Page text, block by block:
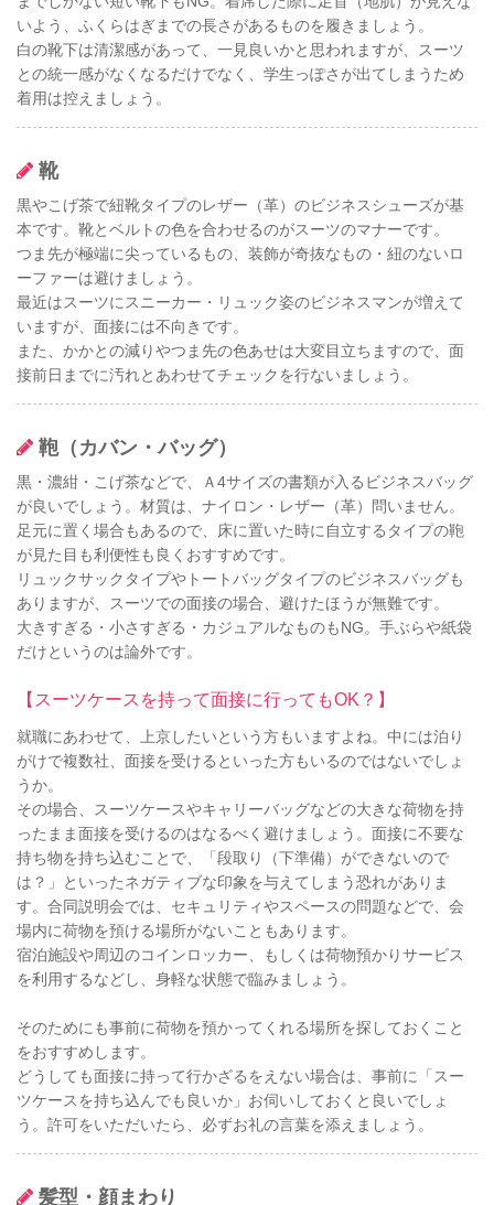
いよう、ふくらはぎまでの長さがあるものを履きましょう。
白の靴下は清潔感があって、一見良いかと思われますが、スーツ
との統一感がなくなるだけでなく、学生っぽさが出てしまうため
着用は控えましょう。
靴
黒やこげ茶で紐靴タイプのレザー（革）のビジネスシューズが基
本です。靴とベルトの色を合わせるのがスーツのマナーです。
つま先が極端に尖っているもの、装飾が奇抜なもの・紐のないロ
ーファーは避けましょう。
最近はスーツにスニーカー・リュック姿のビジネスマンが増えて
いますが、面接には不向きです。
また、かかとの減りやつま先の色あせは大変目立ちますので、面
接前日までに汚れとあわせてチェックを行ないましょう。
鞄（カバン・バッグ）
黒・濃紺・こげ茶などで、Ａ4サイズの書類が入るビジネスバッグ
が良いでしょう。材質は、ナイロン・レザー（革）問いません。
足元に置く場合もあるので、床に置いた時に自立するタイプの鞄
が見た目も利便性も良くおすすめです。
リュックサックタイプやトートバッグタイプのビジネスバッグも
ありますが、スーツでの面接の場合、避けたほうが無難です。
大きすぎる・小さすぎる・カジュアルなものもNG。手ぶらや紙袋
だけというのは論外です。
【スーツケースを持って面接に行ってもOK？】
就職にあわせて、上京したいという方もいますよね。中には泊り
がけで複数社、面接を受けるといった方もいるのではないでしょ
うか。
その場合、スーツケースやキャリーバッグなどの大きな荷物を持
ったまま面接を受けるのはなるべく避けましょう。面接に不要な
持ち物を持ち込むことで、「段取り（下準備）ができないので
は？」といったネガティブな印象を与えてしまう恐れがありま
す。合同説明会では、セキュリティやスペースの問題などで、会
場内に荷物を預ける場所がないこともあります。
宿泊施設や周辺のコインロッカー、もしくは荷物預かりサービス
を利用するなどし、身軽な状態で臨みましょう。
そのためにも事前に荷物を預かってくれる場所を探しておくこと
をおすすめします。
どうしても面接に持って行かざるをえない場合は、事前に「スー
ツケースを持ち込んでも良いか」お伺いしておくと良いでしょ
う。許可をいただいたら、必ずお礼の言葉を添えましょう。
髪型・顔まわり